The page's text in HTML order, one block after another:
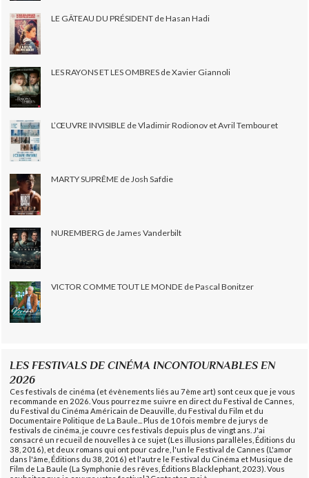
LE GÂTEAU DU PRÉSIDENT de Hasan Hadi
LES RAYONS ET LES OMBRES de Xavier Giannoli
L’ŒUVRE INVISIBLE de Vladimir Rodionov et Avril Tembouret
MARTY SUPRÊME de Josh Safdie
NUREMBERG de James Vanderbilt
VICTOR COMME TOUT LE MONDE de Pascal Bonitzer
LES FESTIVALS DE CINÉMA INCONTOURNABLES EN
2026
Ces festivals de cinéma (et évènements liés au 7ème art) sont ceux que je vous
recommande en 2026. Vous pourrez me suivre en direct du Festival de Cannes,
du Festival du Cinéma Américain de Deauville, du Festival du Film et du
Documentaire Politique de La Baule... Plus de 10 fois membre de jurys de
festivals de cinéma, je couvre ces festivals depuis plus de vingt ans. J'ai
consacré un recueil de nouvelles à ce sujet (Les illusions parallèles, Éditions du
38, 2016), et deux romans qui ont pour cadre, l'un le Festival de Cannes (L'amor
dans l'âme, Éditions du 38, 2016) et l'autre le Festival du Cinéma et Musique de
Film de La Baule (La Symphonie des rêves, Éditions Blacklephant, 2023). Vous